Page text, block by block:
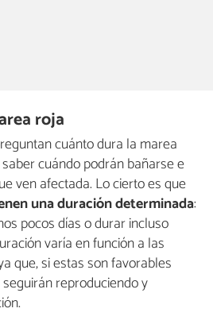
roja
cuánto dura la marea
cuándo podrán bañarse e
ven afectada. Lo cierto es que
una duración determinada:
pocos días o durar incluso
varía en función a las
que, si estas son favorables
reproduciendo y